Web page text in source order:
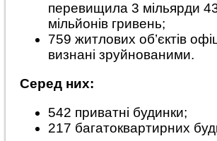
перевищила 3 мільярди
мільйонів гривень;
759 житлових об’єктів
визнані зруйнованими.
Серед них:
542 приватні будинки;
217 багатоквартирних